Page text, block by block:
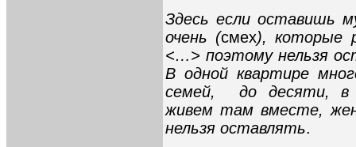
Здесь если оставишь
очень (смех), которые
<…> поэтому нельзя
В одной квартире
семей, до десяти, в
живем там вместе,
нельзя оставлять.